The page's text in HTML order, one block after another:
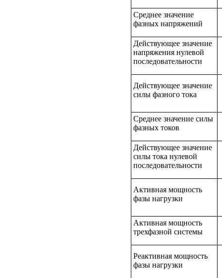
Среднее значение
фазных напряжений
Действующее значение
напряжения нулевой
последовательности
Действующее значение
силы фазного тока
Среднее значение силы
фазных токов
Действующее значение
силы тока нулевой
последовательности
Активная мощность
фазы нагрузки
Активная мощность
трехфазной системы
Реактивная мощность
фазы нагрузки